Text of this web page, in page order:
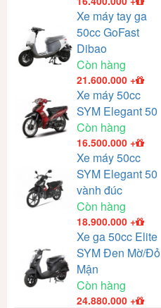
Xe máy tay ga
50cc GoFast
Dibao
Còn hàng
21.600.000 +
Xe máy 50cc
SYM Elegant 50
Còn hàng
16.500.000 +
Xe máy 50cc
SYM Elegant 50
vành đúc
Còn hàng
18.900.000 +
Xe ga 50cc Elite
SYM Đen Mờ/Đỏ
Mận
Còn hàng
24.880.000 +